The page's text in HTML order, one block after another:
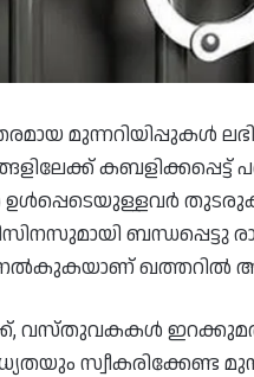
മുന്നറിയിപ്പുകൾ
ഉൾപ്പെടെയുള്ളവർ
ബന്ധപ്പെട്ടു
നൽകുകയാണ് ഖത്തറിൽ
വസ്തുവകകൾ